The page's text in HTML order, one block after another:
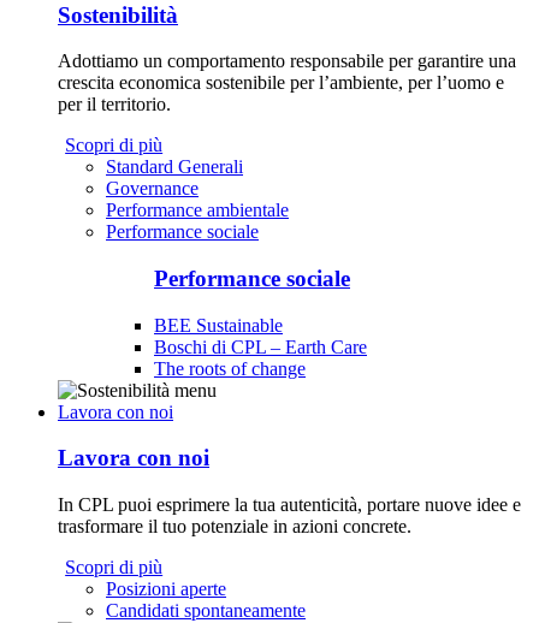
Sostenibilità
Adottiamo un comportamento responsabile per garantire una
crescita economica sostenibile per l’ambiente, per l’uomo e
per il territorio.
Scopri di più
Standard Generali
Governance
Performance ambientale
Performance sociale
Performance sociale
BEE Sustainable
Boschi di CPL – Earth Care
The roots of change
Lavora con noi
Lavora con noi
In CPL puoi esprimere la tua autenticità, portare nuove idee e
trasformare il tuo potenziale in azioni concrete.
Scopri di più
Posizioni aperte
Candidati spontaneamente